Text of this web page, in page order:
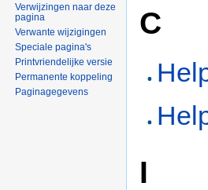
C
I
Verwijzingen naar deze
pagina
Verwante wijzigingen
Speciale pagina's
Printvriendelijke versie
Permanente koppeling
Paginagegevens